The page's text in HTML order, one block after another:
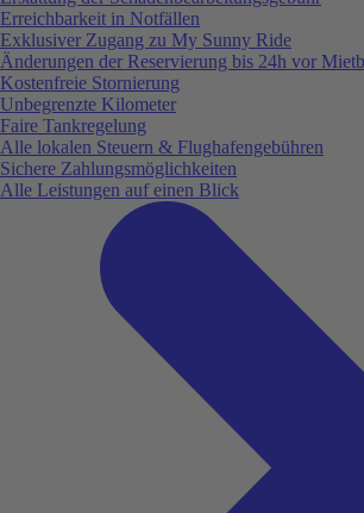
Erreichbarkeit in Notfällen
Exklusiver Zugang zu My Sunny Ride
Änderungen der Reservierung bis 24h vor
Kostenfreie Stornierung
Unbegrenzte Kilometer
Faire Tankregelung
Alle lokalen Steuern & Flughafengebühren
Sichere Zahlungsmöglichkeiten
Alle Leistungen auf einen Blick